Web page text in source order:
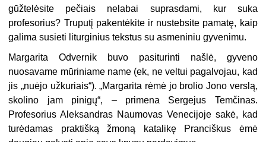
gūžtelėsite pečiais nelabai suprasdami, kur suka
profesorius? Truputį pakentėkite ir nustebsite pamatę, kaip
galima susieti liturginius tekstus su asmeniniu gyvenimu.
Margarita Odvernik buvo pasiturinti našlė, gyveno
nuosavame mūriniame name (ek, ne veltui pagalvojau, kad
jis „nuėjo užkuriais“). „Margarita rėmė jo brolio Jono verslą,
skolino jam pinigų“, – primena Sergejus Temčinas.
Profesorius Aleksandras Naumovas Venecijoje sakė, kad
turėdamas praktišką žmoną katalikę Pranciškus ėmė